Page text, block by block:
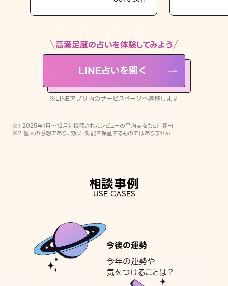
LINE占いを開く
※LINEアプリ内のサービスページへ遷移します
高満足度の占いを体験してみよう
LINE占いを開く
※LINEアプリ内のサービスページへ遷移します
※1 2025年1月〜12月に投稿されたレビューの平均点をもとに算出
※2 個人の感想であり、効果・効能を保証するものではありません
相談事例
USE CASES
今後の運勢
今年の運勢や
気をつけることは？